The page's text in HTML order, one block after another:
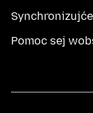
Pomoc sej